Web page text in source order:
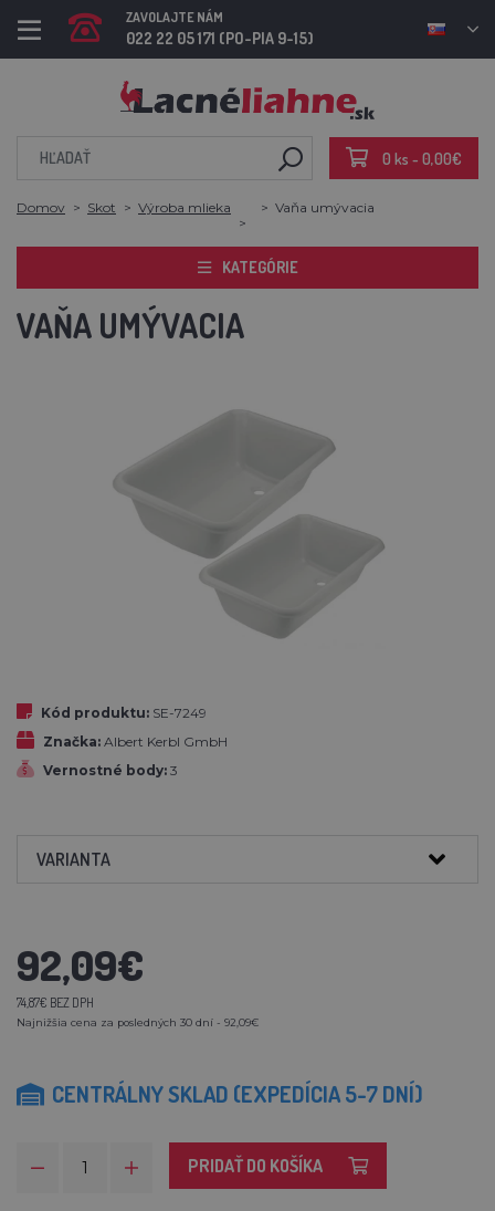
ZAVOLAJTE NÁM
022 22 05 171 (PO-PIA 9-15)
0 ks - 0,00€
Domov Skot Výroba mlieka Vaňa umývacia
KATEGÓRIE
VAŇA UMÝVACIA
Kód produktu: SE-7249
Značka: Albert Kerbl GmbH
Vernostné body: 3
VARIANTA
92,09€
74,87€ BEZ DPH
Najnižšia cena za posledných 30 dní - 92,09€
CENTRÁLNY SKLAD (EXPEDÍCIA 5-7 DNÍ)
PRIDAŤ DO KOŠÍKA